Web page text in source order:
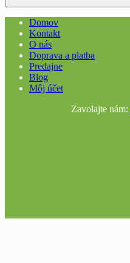
Domov
Kontakt
O nás
Doprava a platba
Predajne
Blog
Môj účet
Zavolajte nám: